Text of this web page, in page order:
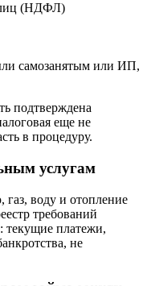
лиц (НДФЛ)
самозанятым или ИП,
подтверждена
еще не
в процедуру.
услугам
газ, воду и отопление
требований
текущие платежи,
не